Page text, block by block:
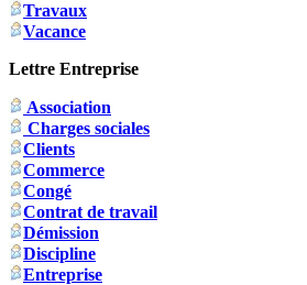
Travaux
Vacance
Lettre Entreprise
Association
Charges sociales
Clients
Commerce
Congé
Contrat de travail
Démission
Discipline
Entreprise